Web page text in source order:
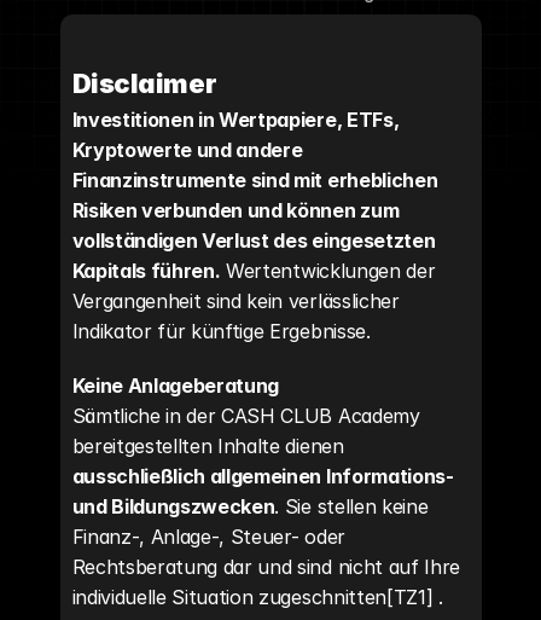
Disclaimer
Investitionen in Wertpapiere, ETFs,
Kryptowerte und andere
Finanzinstrumente sind mit erheblichen
Risiken verbunden und können zum
vollständigen Verlust des eingesetzten
Kapitals führen. Wertentwicklungen der
Vergangenheit sind kein verlässlicher
Indikator für künftige Ergebnisse.
Keine Anlageberatung
Sämtliche in der CASH CLUB Academy
bereitgestellten Inhalte dienen
ausschließlich allgemeinen Informations-
und Bildungszwecken. Sie stellen keine
Finanz-, Anlage-, Steuer- oder
Rechtsberatung dar und sind nicht auf Ihre
individuelle Situation zugeschnitten[TZ1] .